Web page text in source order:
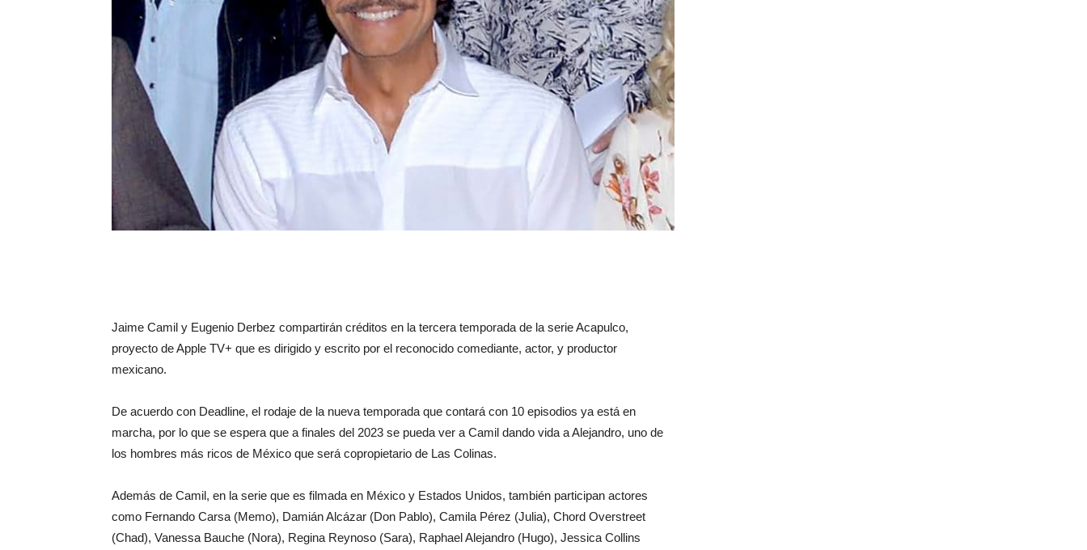
Jaime Camil y Eugenio Derbez compartirán créditos en la tercera temporada de la serie Acapulco,
proyecto de Apple TV+ que es dirigido y escrito por el reconocido comediante, actor, y productor
mexicano.
De acuerdo con Deadline, el rodaje de la nueva temporada que contará con 10 episodios ya está en
marcha, por lo que se espera que a finales del 2023 se pueda ver a Camil dando vida a Alejandro, uno de
los hombres más ricos de México que será copropietario de Las Colinas.
Además de Camil, en la serie que es filmada en México y Estados Unidos, también participan actores
como Fernando Carsa (Memo), Damián Alcázar (Don Pablo), Camila Pérez (Julia), Chord Overstreet
(Chad), Vanessa Bauche (Nora), Regina Reynoso (Sara), Raphael Alejandro (Hugo), Jessica Collins